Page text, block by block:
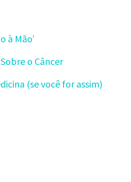
à Mão’
o Câncer
(se você for assim)